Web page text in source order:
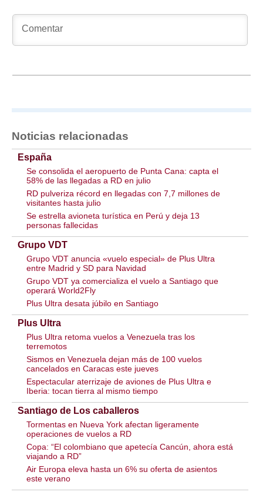
Noticias relacionadas
España
Se consolida el aeropuerto de Punta Cana: capta el
58% de las llegadas a RD en julio
RD pulveriza récord en llegadas con 7,7 millones de
visitantes hasta julio
Se estrella avioneta turística en Perú y deja 13
personas fallecidas
Grupo VDT
Grupo VDT anuncia «vuelo especial» de Plus Ultra
entre Madrid y SD para Navidad
Grupo VDT ya comercializa el vuelo a Santiago que
operará World2Fly
Plus Ultra desata júbilo en Santiago
Plus Ultra
Plus Ultra retoma vuelos a Venezuela tras los
terremotos
Sismos en Venezuela dejan más de 100 vuelos
cancelados en Caracas este jueves
Espectacular aterrizaje de aviones de Plus Ultra e
Iberia: tocan tierra al mismo tiempo
Santiago de Los caballeros
Tormentas en Nueva York afectan ligeramente
operaciones de vuelos a RD
Copa: “El colombiano que apetecía Cancún, ahora está
viajando a RD”
Air Europa eleva hasta un 6% su oferta de asientos
este verano